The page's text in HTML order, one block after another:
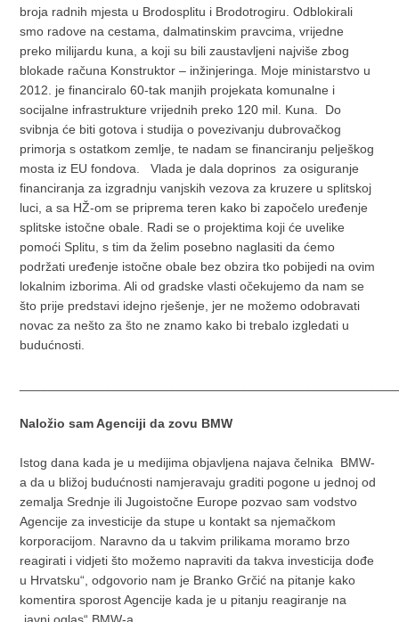
broja radnih mjesta u Brodosplitu i Brodotrogiru. Odblokirali
smo radove na cestama, dalmatinskim pravcima, vrijedne
preko milijardu kuna, a koji su bili zaustavljeni najviše zbog
blokade računa Konstruktor – inžinjeringa. Moje ministarstvo u
2012. je financiralo 60-tak manjih projekata komunalne i
socijalne infrastrukture vrijednih preko 120 mil. Kuna. Do
svibnja će biti gotova i studija o povezivanju dubrovačkog
primorja s ostatkom zemlje, te nadam se financiranju pelješkog
mosta iz EU fondova. Vlada je dala doprinos za osiguranje
financiranja za izgradnju vanjskih vezova za kruzere u splitskoj
luci, a sa HŽ-om se priprema teren kako bi započelo uređenje
splitske istočne obale. Radi se o projektima koji će uvelike
pomoći Splitu, s tim da želim posebno naglasiti da ćemo
podržati uređenje istočne obale bez obzira tko pobijedi na ovim
lokalnim izborima. Ali od gradske vlasti očekujemo da nam se
što prije predstavi idejno rješenje, jer ne možemo odobravati
novac za nešto za što ne znamo kako bi trebalo izgledati u
budućnosti.
Naložio sam Agenciji da zovu BMW
Istog dana kada je u medijima objavljena najava čelnika BMW-
a da u bližoj budućnosti namjeravaju graditi pogone u jednoj od
zemalja Srednje ili Jugoistočne Europe pozvao sam vodstvo
Agencije za investicije da stupe u kontakt sa njemačkom
korporacijom. Naravno da u takvim prilikama moramo brzo
reagirati i vidjeti što možemo napraviti da takva investicija dođe
u Hrvatsku“, odgovorio nam je Branko Grčić na pitanje kako
komentira sporost Agencije kada je u pitanju reagiranje na